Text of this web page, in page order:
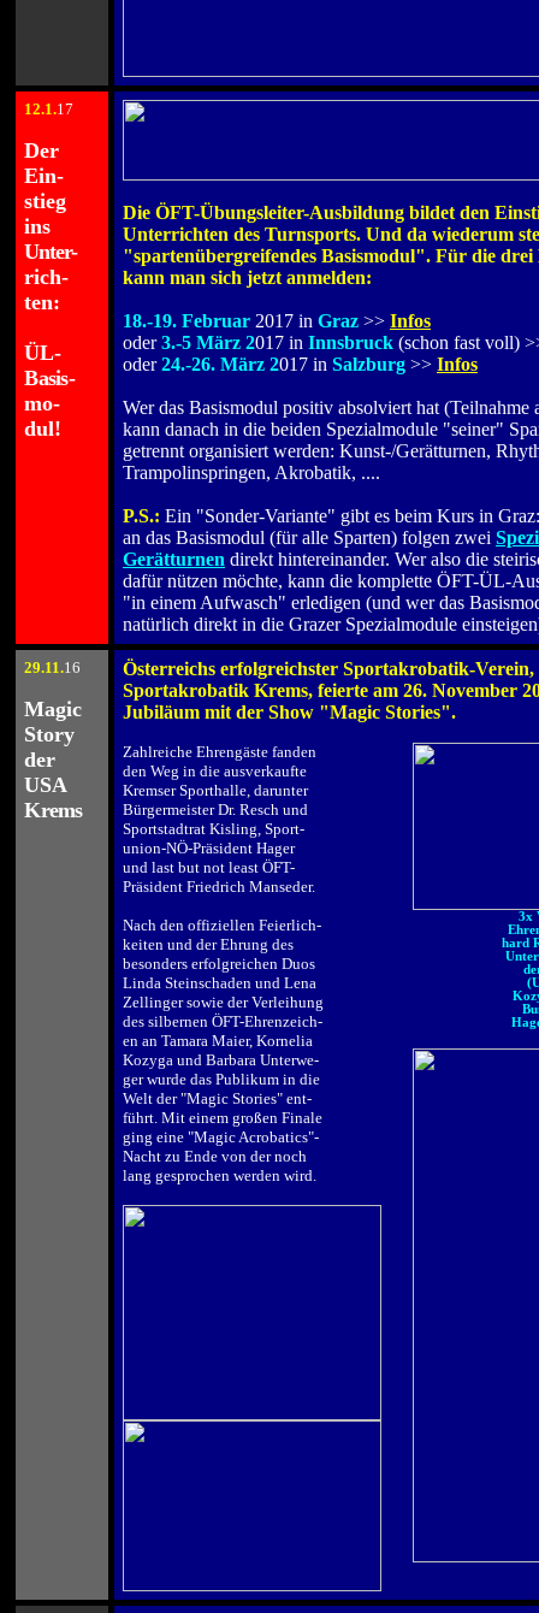
12.1.17
Der
Ein-
stieg
ins
Unter-
rich-
ten:
ÜL-
Basis-
mo-
dul!
Die ÖFT-Übungsleiter-Ausbildung bildet den
Unterrichten des Turnsports. Und da wiederum
"spartenübergreifendes Basismodul". Für die drei
kann man sich jetzt anmelden:
18.-19. Februar 2017 in Graz >> Infos
oder3.-5 März 2017 in Innsbruck (schon fast voll)
oder24.-26. März 2017 in Salzburg >> Infos
Wer das Basismodul positiv absolviert hat (Teilnahme
kann danach in die beiden Spezialmodule "seiner"
getrennt organisiert werden: Kunst-/Gerätturnen,
Trampolinspringen, Akrobatik, ....
P.S.: Ein "Sonder-Variante" gibt es beim Kurs in
an das Basismodul (für alle Sparten) folgen zwei
Gerätturnen direkt hintereinander. Wer also die
dafür nützen möchte, kann die komplette ÖFT-ÜL-
"in einem Aufwasch" erledigen (und wer das
natürlich direkt in die Grazer Spezialmodule
29.11.16
Magic
Story
der
USA
Krems
Österreichs erfolgreichster Sportakrobatik-
Sportakrobatik Krems, feierte am 26. November
Jubiläum mit der Show "Magic Stories".
Zahlreiche Ehrengäste fanden
den Weg in die ausverkaufte
Kremser Sporthalle, darunter
Bürgermeister Dr. Resch und
Sportstadtrat Kisling, Sport-
union-NÖ-Präsident Hager
und last but not least ÖFT-
Präsident Friedrich Manseder.
Nach den offiziellen Feierlich-
keiten und der Ehrung des
besonders erfolgreichen Duos
Linda Steinschaden und Lena
Zellinger sowie der Verleihung
des silbernen ÖFT-Ehrenzeich-
en an Tamara Maier, Kornelia
Kozyga und Barbara Unterwe-
ger wurde das Publikum in die
Welt der "Magic Stories" ent-
führt. Mit einem großen Finale
ging eine "Magic Acrobatics"-
Nacht zu Ende von der noch
lang gesprochen werden wird.
3x
hard